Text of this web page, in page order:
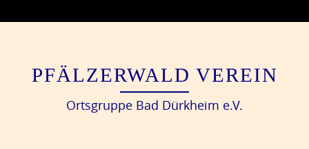
PFÄLZERWALD VEREIN
Ortsgruppe Bad Dürkheim e.V.